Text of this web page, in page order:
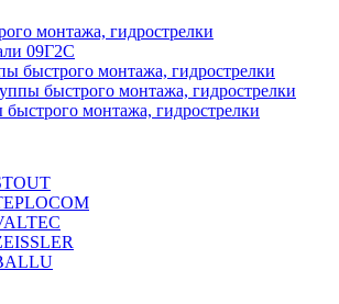
монтажа, гидрострелки
09Г2С
быстрого монтажа, гидрострелки
быстрого монтажа, гидрострелки
монтажа, гидрострелки